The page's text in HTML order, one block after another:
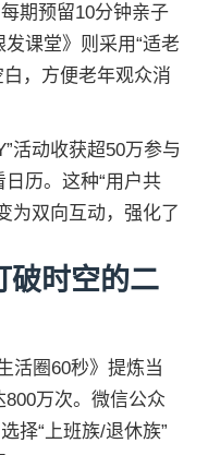
期预留10分钟亲子
课堂》则采用“适老
，方便老年观众消
活动收获超50万参与
历。这种“用户共
为双向互动，强化了
破时空的二
活圈60秒》提炼当
万次。微信公众
择“上班族/退休族”